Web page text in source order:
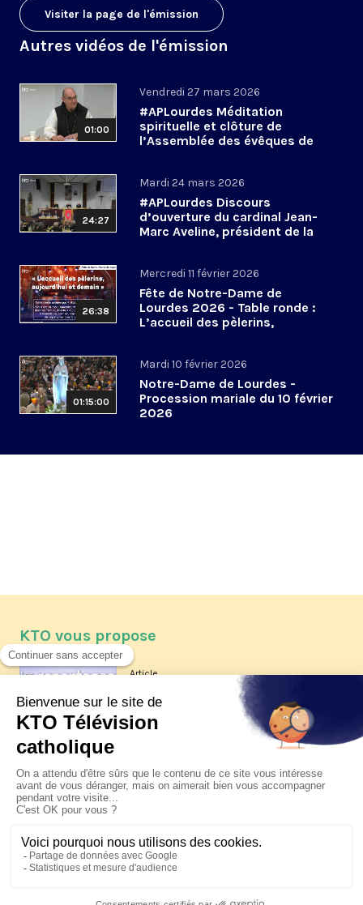
Visiter la page de l'émission
Autres vidéos de l'émission
01:00
Vendredi 27 mars 2026
#APLourdes Méditation
spirituelle et clôture de
l’Assemblée des évêques de
24:27
Mardi 24 mars 2026
#APLourdes Discours
d’ouverture du cardinal Jean-
Marc Aveline, président de la
26:38
Mercredi 11 février 2026
Fête de Notre-Dame de
Lourdes 2026 - Table ronde :
L’accueil des pèlerins,
01:15:00
Mardi 10 février 2026
Notre-Dame de Lourdes -
Procession mariale du 10 février
2026
KTO vous propose
Article
Les reportages d'été 2026 de KTO
La visite pastorale du pape Léon
XIV à Assise à suivre sur KTO le
jeudi 6 août
Le pape en Uruguay, Argentine et
Pérou du 6 au 17 novembre 2026